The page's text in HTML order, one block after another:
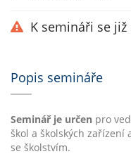
K semináři se
Popis semináře
Seminář je určen pro
škol a školských zařízení
se školstvím.